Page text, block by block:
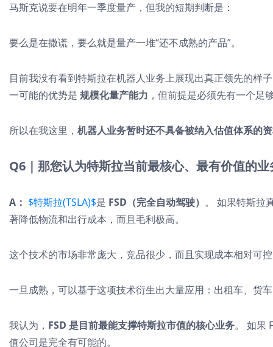
马斯克说要在明年一季度量产，但我的短期判断是：
要么是在撒谎，要么就是量产一堆“还不成熟的产品”。
目前我没有看到特斯拉在机器人业务上展现出真正领先的样
一可能的优势是 规模化量产能力 ，但前提是必须先有一个足
所以在我这里， 机器人业务暂时还不具备被纳入估值体系的
Q6｜那您认为特斯拉当前最核心、最有价值的
A： $特斯拉(TSLA)$是 FSD（完全自动驾驶） 。 如果特斯拉
著降低物流和出行成本，而且毛利极高。
这个技术的市场非常庞大，竞品很少，而且实现成本相对可
一旦成熟，可以基于这项技术衍生出大量应用：出租车、货
我认为， FSD 是目前最能支撑特斯拉市值的核心业务。 如果
值公司是完全有可能的。